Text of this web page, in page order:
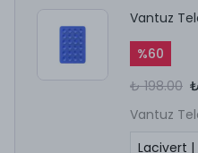
Vantuz
%60
₺ 198.00
Vantuz